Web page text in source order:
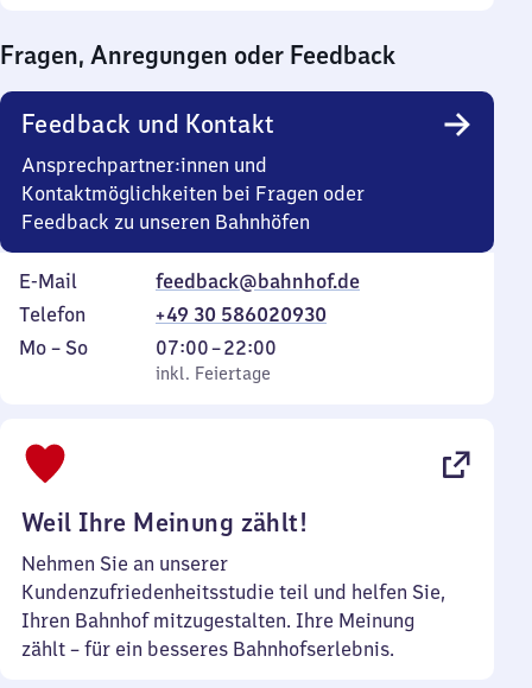
0
Uhr
Fragen, Anregungen oder Feedback
Feedback und Kontakt
Ansprechpartner:innen und
Kontaktmöglichkeiten bei Fragen oder
Feedback zu unseren Bahnhöfen
E-Mail
feedback@bahnhof.de
Telefon
+49 30 586020930
Montag
Mo – So,
inkl. Feiertage
07:00–22:00
Von
7
inkl. Feiertage
Weil Ihre Meinung zählt!
Nehmen Sie an unserer
Kundenzufriedenheitsstudie teil und helfen Sie,
Ihren Bahnhof mitzugestalten. Ihre Meinung
zählt – für ein besseres Bahnhofserlebnis.